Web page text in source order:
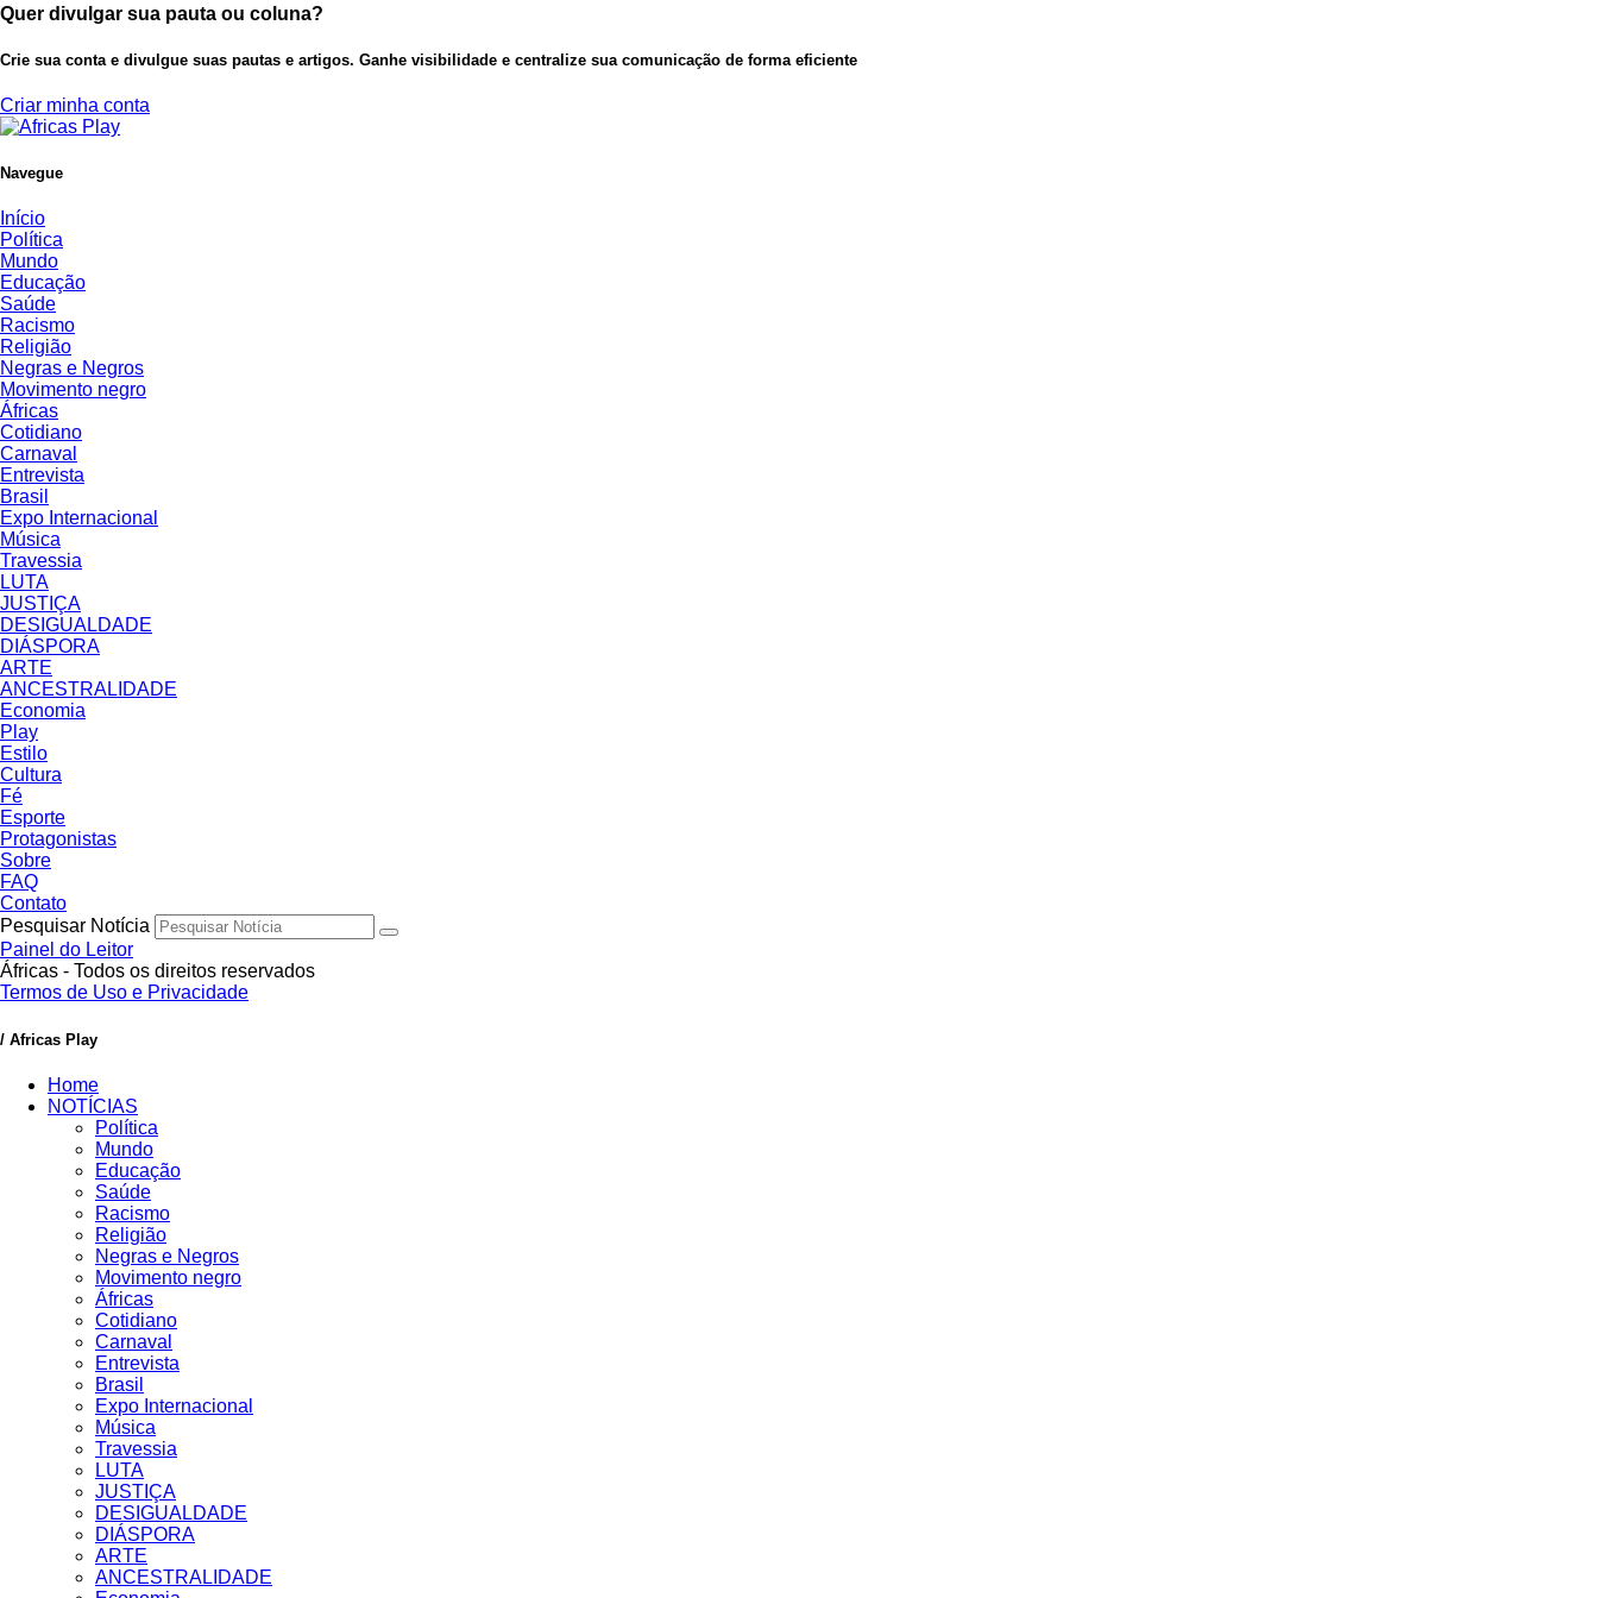
Quer divulgar sua pauta ou coluna?
Crie sua conta e divulgue suas pautas e artigos. Ganhe visibilidade e centralize sua comunicação de forma eficiente
Criar minha conta
Navegue
Início
Política
Mundo
Educação
Saúde
Racismo
Religião
Negras e Negros
Movimento negro
Áfricas
Cotidiano
Carnaval
Entrevista
Brasil
Expo Internacional
Música
Travessia
LUTA
JUSTIÇA
DESIGUALDADE
DIÁSPORA
ARTE
ANCESTRALIDADE
Economia
Play
Estilo
Cultura
Fé
Esporte
Protagonistas
Sobre
FAQ
Contato
Pesquisar Notícia
Painel do Leitor
Áfricas - Todos os direitos reservados
Termos de Uso e Privacidade
/ Africas Play
Home
NOTÍCIAS
Política
Mundo
Educação
Saúde
Racismo
Religião
Negras e Negros
Movimento negro
Áfricas
Cotidiano
Carnaval
Entrevista
Brasil
Expo Internacional
Música
Travessia
LUTA
JUSTIÇA
DESIGUALDADE
DIÁSPORA
ARTE
ANCESTRALIDADE